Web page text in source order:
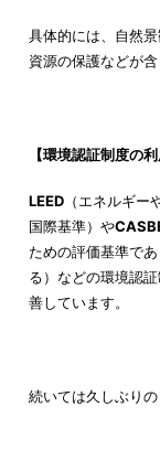
具体的には、自然
資源の保護などが含
【環境認証制度の利
LEED（エネルギー
国際基準）や
ための評価基準で
る）などの環境認
善しています。
続いては久しぶり